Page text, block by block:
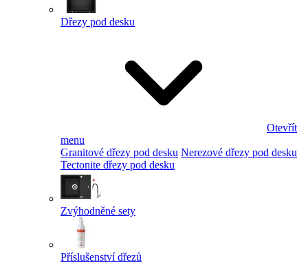
Dřezy pod desku
Otevřít
menu
Granitové dřezy pod desku Nerezové dřezy pod desku
Tectonite dřezy pod desku
Zvýhodněné sety
Příslušenství dřezů